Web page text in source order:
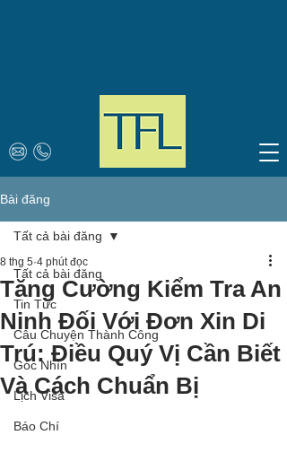
Bài đăng
Tất cả bài đăng
Tin Tức
Câu Chuyện Thành Công
Góc Nhìn
Lịch Visa
Báo Chí
Tất cả bài đăng
Tăng Cường Kiểm Tra An
Ninh Đối Với Đơn Xin Di
Trú: Điều Quý Vị Cần Biết
Và Cách Chuẩn Bị
8 thg 5 4 phút đọc